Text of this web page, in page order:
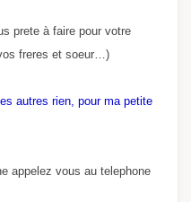
prete à faire pour votre
freres et soeur…)
autres rien, pour ma petite
appelez vous au telephone